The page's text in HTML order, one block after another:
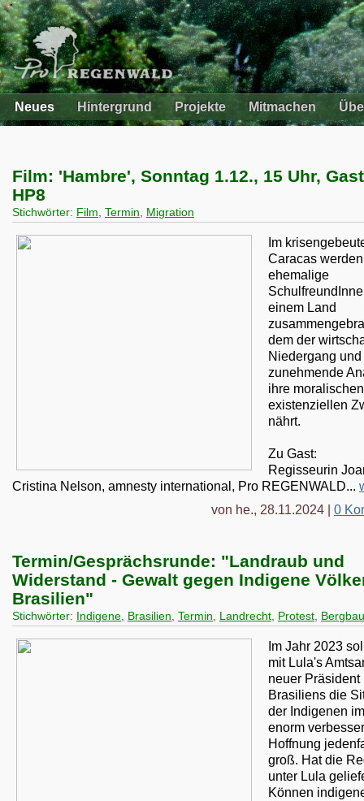
Neues Hintergrund Projekte Mitmachen
Film: 'Hambre', Sonntag 1.12., 15 Uhr,
HP8
Stichwörter: Film, Termin, Migration
Im
Caracas
ehemalige
einem Land
dem der
Niedergang
zunehmende
ihre
existenziellen
nährt.
Zu Gast:
Regisseurin
Cristina Nelson, amnesty international, Pro REGENWALD...
von he., 28.11.2024 | 0
Termin/Gesprächsrunde: "Landraub und
Widerstand - Gewalt gegen Indigene
Brasilien"
Stichwörter: Indigene, Brasilien, Termin, Landrecht, Protest, Bergbau
Im Jahr 2023
mit Lula's
neuer Präsident
Brasiliens die
der Indigenen
enorm
Hoffnung
groß. Hat die
unter Lula
Können